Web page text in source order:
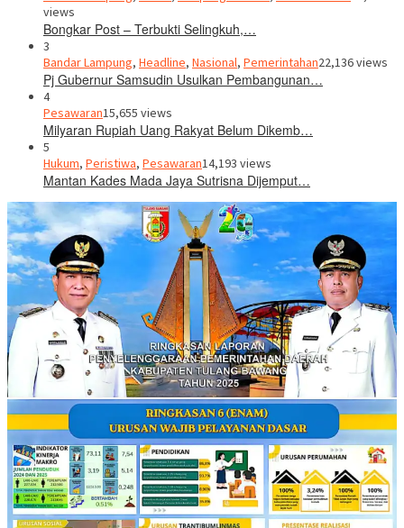
views
Bongkar Post – Terbukti Selingkuh,…
3
Bandar Lampung, Headline, Nasional, Pemerintahan22,136 views
Pj Gubernur Samsudin Usulkan Pembangunan…
4
Pesawaran15,655 views
Milyaran Rupiah Uang Rakyat Belum Dikemb…
5
Hukum, Peristiwa, Pesawaran14,193 views
Mantan Kades Mada Jaya Sutrisna Dijemput…